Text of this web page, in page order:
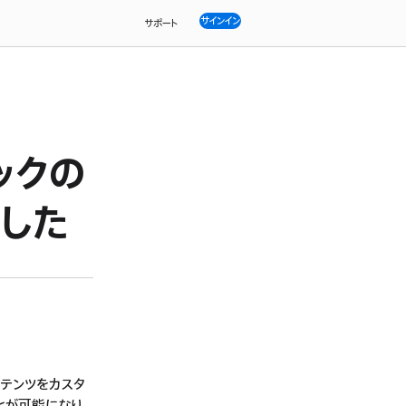
サポート サインイン
の
た
ンツをカスタ